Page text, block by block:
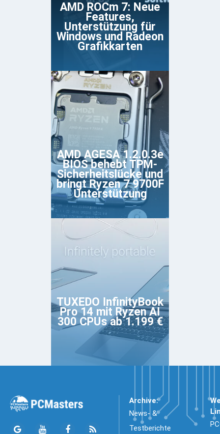
AMD ROCm 7: Neue
Features,
Unterstützung für
Windows und Radeon
Grafikkarten
AMD AGESA 1.2.0.3e
BIOS behebt TPM-
Sicherheitslücke und
bringt Ryzen 7 9700F
Unterstützung
TUXEDO InfinityBook
Pro 14 mit Ryzen AI
300 CPUs ab 1.199 €
Archive:
News- &
Testberichte